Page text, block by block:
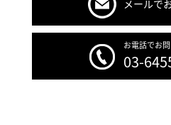
メールで
お電話でお
03-